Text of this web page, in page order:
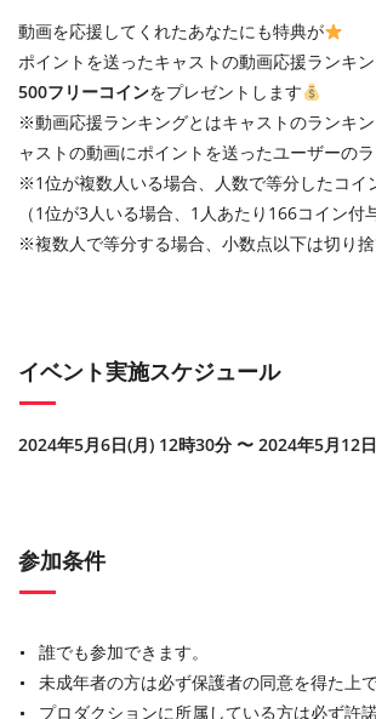
動画を応援してくれたあなたにも特典が
ポイントを送ったキャストの動画応援ランキ
500フリーコインをプレゼントします
※動画応援ランキングとはキャストのランキ
ャストの動画にポイントを送ったユーザーのラ
※1位が複数人いる場合、人数で等分したコイ
（1位が3人いる場合、1人あたり166コイン付
※複数人で等分する場合、小数点以下は切り捨
イベント実施スケジュール
2024年5月6日(月) 12時30分 〜 2024年5月12
参加条件
誰でも参加できます。
未成年者の方は必ず保護者の同意を得た上
プロダクションに所属している方は必ず許